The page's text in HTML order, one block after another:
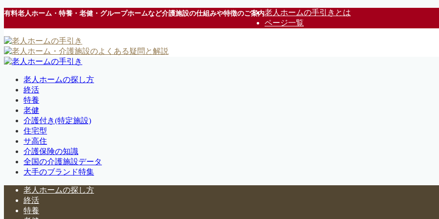
有料老人ホーム・特養・老健・グループホームなど介護施設の仕組みや特徴のご案内老人ホームの手引きとは
ページ一覧
老人ホームの探し方
終活
特養
老健
介護付き(特定施設)
住宅型
サ高住
介護保険の知識
全国の介護施設データ
大手のブランド特集
老人ホームの探し方
終活
特養